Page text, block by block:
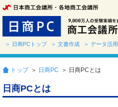
＞ 日商PCトップ ＞ 文書作成 ＞ データ活用
トップ ＞ 日商PC ＞ 日商PCとは
日商PCとは